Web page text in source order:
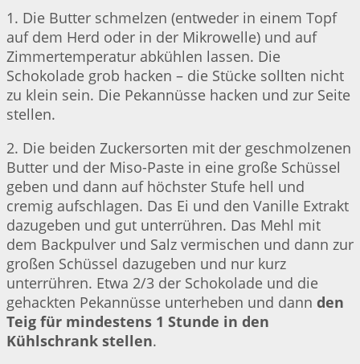
1. Die Butter schmelzen (entweder in einem Topf
auf dem Herd oder in der Mikrowelle) und auf
Zimmertemperatur abkühlen lassen. Die
Schokolade grob hacken – die Stücke sollten nicht
zu klein sein. Die Pekannüsse hacken und zur Seite
stellen.
2. Die beiden Zuckersorten mit der geschmolzenen
Butter und der Miso-Paste in eine große Schüssel
geben und dann auf höchster Stufe hell und
cremig aufschlagen. Das Ei und den Vanille Extrakt
dazugeben und gut unterrühren. Das Mehl mit
dem Backpulver und Salz vermischen und dann zur
großen Schüssel dazugeben und nur kurz
unterrühren. Etwa 2/3 der Schokolade und die
gehackten Pekannüsse unterheben und dann den
Teig für mindestens 1 Stunde in den
Kühlschrank stellen.